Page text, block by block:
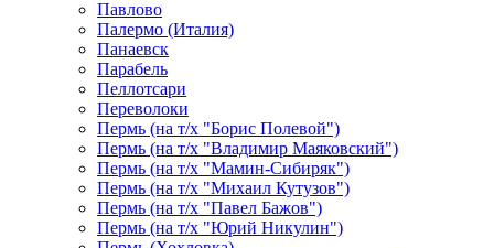
Павлово
Палермо (Италия)
Панаевск
Парабель
Пеллотсари
Переволоки
Пермь (на т/х "Борис Полевой")
Пермь (на т/х "Владимир Маяковский")
Пермь (на т/х "Мамин-Сибиряк")
Пермь (на т/х "Михаил Кутузов")
Пермь (на т/х "Павел Бажов")
Пермь (на т/х "Юрий Никулин")